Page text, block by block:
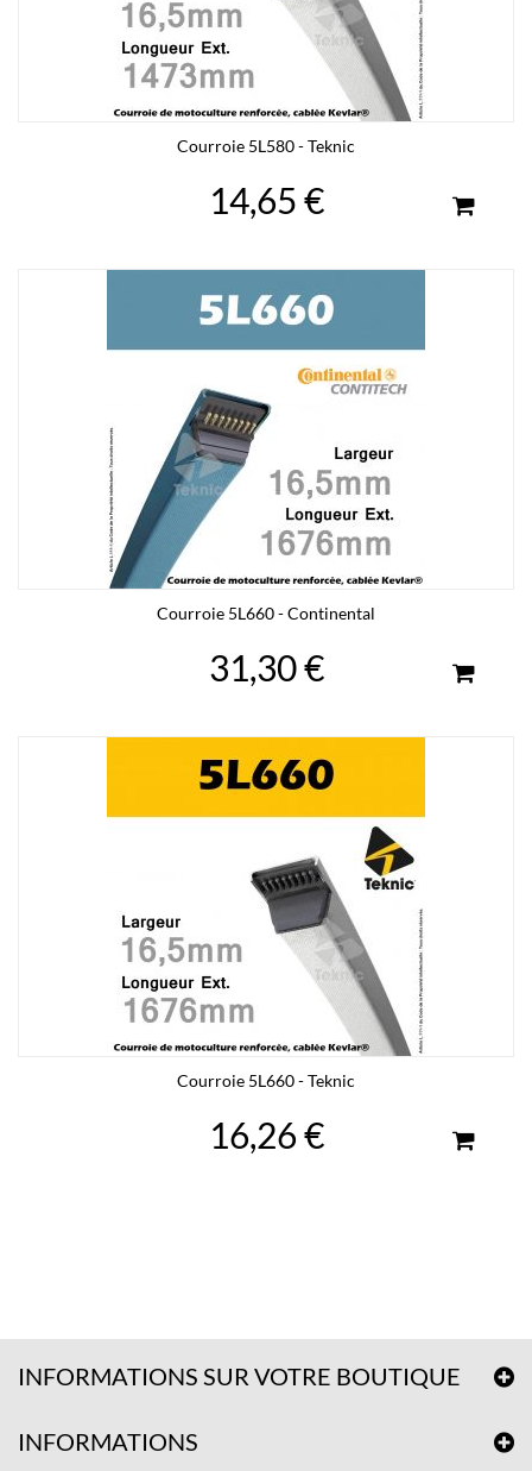
Courroie 5L580 - Teknic
14,65 €
Courroie 5L660 - Continental
31,30 €
Courroie 5L660 - Teknic
16,26 €
INFORMATIONS SUR VOTRE BOUTIQUE
INFORMATIONS